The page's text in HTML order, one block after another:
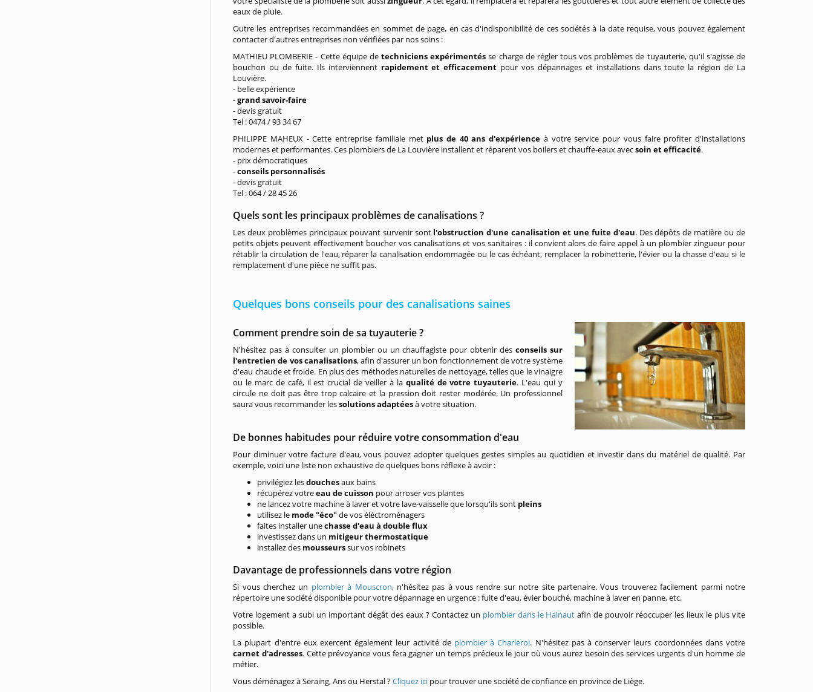
eaux de pluie.
Outre les entreprises recommandées en sommet de page, en cas d'indisponibilité de ces sociétés à la date requise, vous pouvez également
contacter d'autres entreprises non vérifiées par nos soins :
MATHIEU PLOMBERIE - Cette équipe detechniciens expérimentés se charge de régler tous vos problèmes de tuyauterie, qu'il s'agisse de
bouchon ou de fuite. Ils interviennent rapidement et efficacement pour vos dépannages et installations dans toute la région de La
Louvière.
- belle expérience
-grand savoir-faire
- devis gratuit
Tel : 0474 / 93 34 67
PHILIPPE MAHEUX - Cette entreprise familiale met plus de 40 ans d'expérience à votre service pour vous faire profiter d'installations
modernes et performantes. Ces plombiers de La Louvière installent et réparent vos boilers et chauffe-eaux avecsoin et efficacité.
- prix démocratiques
-conseils personnalisés
- devis gratuit
Tel : 064 / 28 45 26
Quels sont les principaux problèmes de canalisations ?
Les deux problèmes principaux pouvant survenir sont l'obstruction d'une canalisation et une fuite d'eau. Des dépôts de matière ou de
petits objets peuvent effectivement boucher vos canalisations et vos sanitaires : il convient alors de faire appel à un plombier zingueur pour
rétablir la circulation de l'eau, réparer la canalisation endommagée ou le cas échéant, remplacer la robinetterie, l'évier ou la chasse d'eau si le
remplacement d'une pièce ne suffit pas.
Quelques bons conseils pour des canalisations saines
Comment prendre soin de sa tuyauterie ?
N'hésitez pas à consulter un plombier ou un chauffagiste pour obtenir desconseils sur
l'entretien de vos canalisations, afin d'assurer un bon fonctionnement de votre système
d'eau chaude et froide. En plus des méthodes naturelles de nettoyage, telles que le vinaigre
ou le marc de café, il est crucial de veiller à la qualité de votre tuyauterie. L'eau qui y
circule ne doit pas être trop calcaire et la pression doit rester modérée. Un professionnel
saura vous recommander lessolutions adaptéesà votre situation.
De bonnes habitudes pour réduire votre consommation d'eau
Pour diminuer votre facture d'eau, vous pouvez adopter quelques gestes simples au quotidien et investir dans du matériel de qualité. Par
exemple, voici une liste non exhaustive de quelques bons réflexe à avoir :
privilégiez lesdouchesaux bains
récupérez votreeau de cuisson pour arroser vos plantes
ne lancez votre machine à laver et votre lave-vaisselle que lorsqu'ils sont pleins
utilisez le mode "éco"de vos éléctroménagers
faites installer unechasse d'eau à double flux
investissez dans un mitigeur thermostatique
installez des mousseurssur vos robinets
Davantage de professionnels dans votre région
Si vous cherchez un plombier à Mouscron, n'hésitez pas à vous rendre sur notre site partenaire. Vous trouverez facilement parmi notre
répertoire une société disponible pour votre dépannage en urgence : fuite d'eau, évier bouché, machine à laver en panne, etc.
Votre logement a subi un important dégât des eaux ? Contactez un plombier dans le Hainaut afin de pouvoir réoccuper les lieux le plus vite
possible.
La plupart d'entre eux exercent également leur activité de plombier à Charleroi. N'hésitez pas à conserver leurs coordonnées dans votre
carnet d'adresses. Cette prévoyance vous fera gagner un temps précieux le jour où vous aurez besoin des services urgents d'un homme de
métier.
Vous déménagez à Seraing, Ans ou Herstal ?Cliquez ici pour trouver une société de confiance en province de Liège.